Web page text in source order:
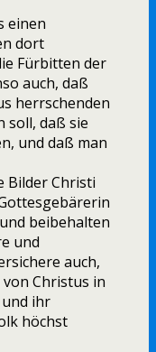
einen
dort
Fürbitten der
auch, daß
herrschenden
soll, daß sie
und daß man
Bilder Christi
beibehalten
und
auch,
Christus in
ihr
höchst